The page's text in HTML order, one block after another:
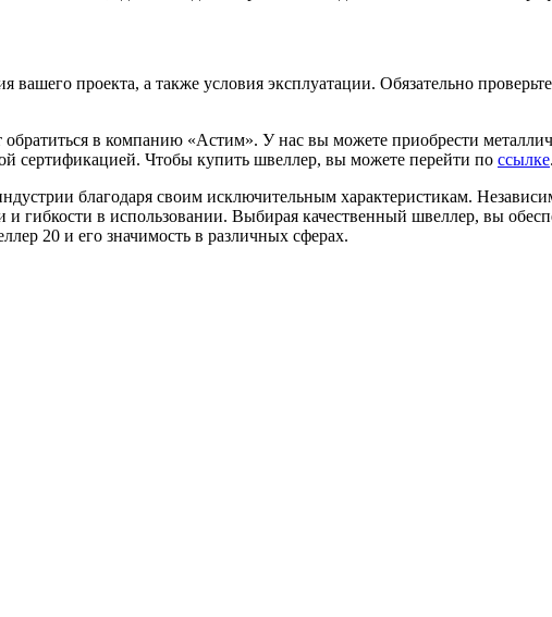
проекта, а также условия эксплуатации. Обязательно
в компанию «Астим». У нас вы можете приобрести
сертификацией. Чтобы купить швеллер, вы можете перейти по ссылке.
благодаря своим исключительным характеристикам.
гибкости в использовании. Выбирая качественный швеллер, вы
20 и его значимость в различных сферах.